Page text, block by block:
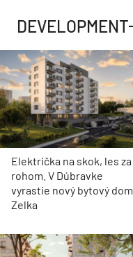
DEVELOPMENT
Električka na skok, les za
rohom. V Dúbravke
vyrastie nový bytový dom
Zelka